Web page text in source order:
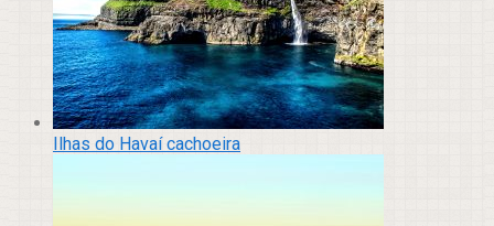
Ilhas do Havaí cachoeira